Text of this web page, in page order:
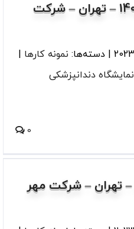
نمایشگاه دندانپزشکی 1401 – تهران – شرکت
دسته‌ها: نمونه کارها
نمایشگاه دندانپزشکی
0
نمایشگاه اکسیدا 1398 – تهران – شرکت مهر